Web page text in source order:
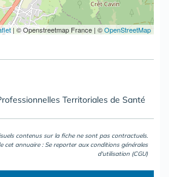
| © Openstreetmap France | ©OpenStreetMap
Territoriales de Santé
contenus sur la fiche ne sont pas contractuels.
cet annuaire : Se reporter aux conditions générales
d'utilisation (CGU)